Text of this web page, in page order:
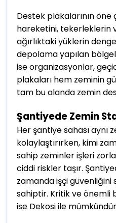
Destek plakalarının öne
hareketini, tekerleklerin
ağırlıktaki yüklerin
depolama yapılan
ise organizasyonlar,
plakaları hem zeminin
tam bu alanda zemin
Şantiyede Zemin
Her şantiye sahası
kolaylaştırırken, kimi
sahip zeminler işleri
ciddi riskler taşır.
zamanda işçi
sahiptir. Kritik ve önemli
ise Dekosi ile